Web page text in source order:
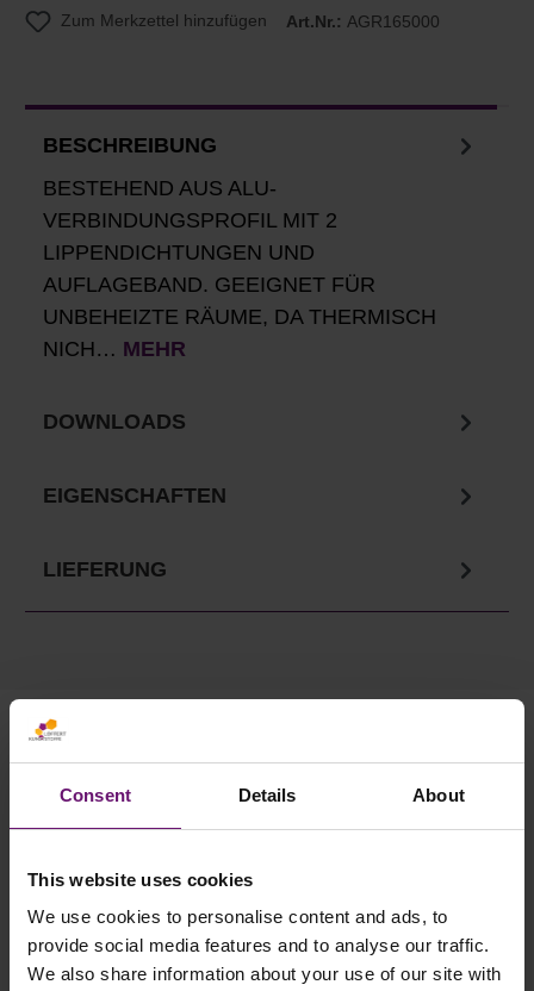
Consent Details About
This website uses cookies
We use cookies to personalise content and ads, to
provide social media features and to analyse our traffic.
We also share information about your use of our site with
Zum Merkzettel hinzufügen Art.Nr.: AGR165000
BESCHREIBUNG
BESTEHEND AUS ALU-
VERBINDUNGSPROFIL MIT 2
LIPPENDICHTUNGEN UND
AUFLAGEBAND. GEEIGNET FÜR
UNBEHEIZTE RÄUME, DA THERMISCH
NICH… MEHR
DOWNLOADS
EIGENSCHAFTEN
LIEFERUNG
Ihre Vorteile in unserem
Onlineshop
✓Versandkostenfrei ab 750€
✓ Service telefonisch & per Mail
✓ Rabatte ab 500€ Warenwert